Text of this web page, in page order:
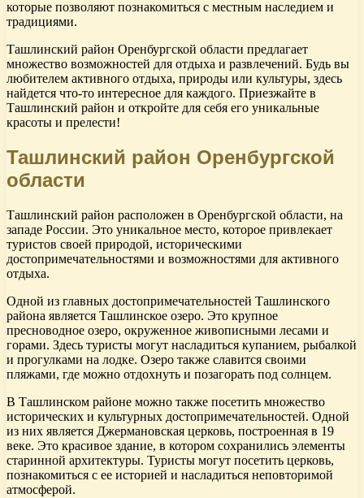
которые позволяют познакомиться с местным наследием и
традициями.
Ташлинский район Оренбургской области предлагает
множество возможностей для отдыха и развлечений. Будь вы
любителем активного отдыха, природы или культуры, здесь
найдется что-то интересное для каждого. Приезжайте в
Ташлинский район и откройте для себя его уникальные
красоты и прелести!
Ташлинский район Оренбургской
области
Ташлинский район расположен в Оренбургской области, на
западе России. Это уникальное место, которое привлекает
туристов своей природой, историческими
достопримечательностями и возможностями для активного
отдыха.
Одной из главных достопримечательностей Ташлинского
района является Ташлинское озеро. Это крупное
пресноводное озеро, окруженное живописными лесами и
горами. Здесь туристы могут насладиться купанием, рыбалкой
и прогулками на лодке. Озеро также славится своими
пляжами, где можно отдохнуть и позагорать под солнцем.
В Ташлинском районе можно также посетить множество
исторических и культурных достопримечательностей. Одной
из них является Джермановская церковь, построенная в 19
веке. Это красивое здание, в котором сохранились элементы
старинной архитектуры. Туристы могут посетить церковь,
познакомиться с ее историей и насладиться неповторимой
атмосферой.